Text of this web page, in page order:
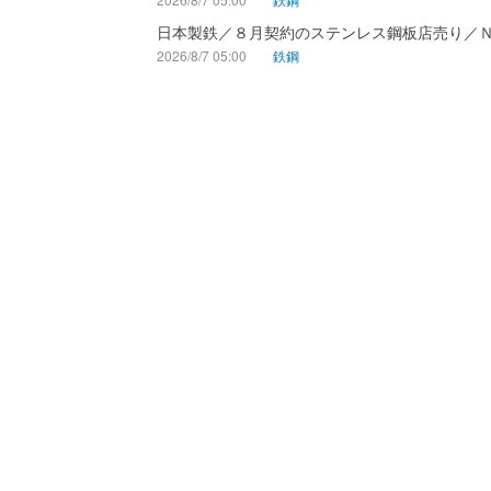
日本製鉄／８月契約のステンレス鋼板店売り／
2026/8/7 05:00 鉄鋼